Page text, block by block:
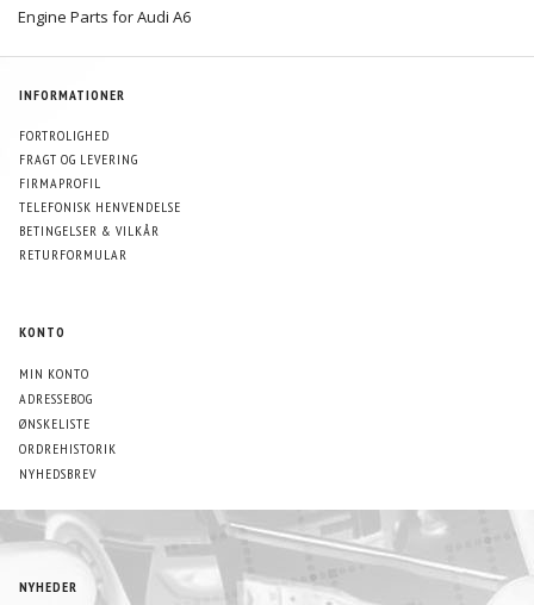
Engine Parts for Audi A6
INFORMATIONER
FORTROLIGHED
FRAGT OG LEVERING
FIRMAPROFIL
TELEFONISK HENVENDELSE
BETINGELSER & VILKÅR
RETURFORMULAR
KONTO
MIN KONTO
ADRESSEBOG
ØNSKELISTE
ORDREHISTORIK
NYHEDSBREV
NYHEDER